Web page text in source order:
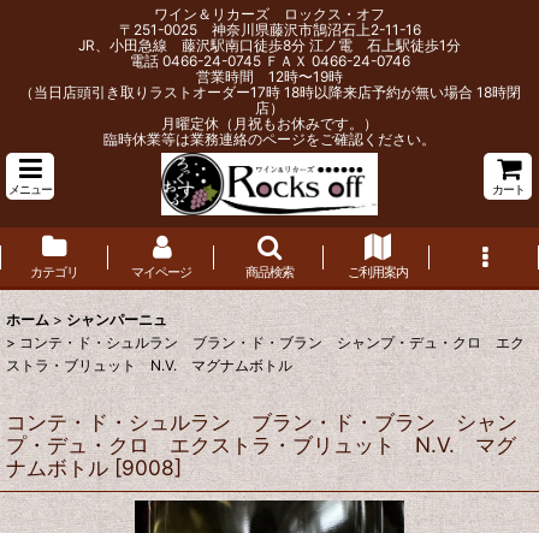
ワイン＆リカーズ ロックス・オフ
〒251-0025 神奈川県藤沢市鵠沼石上2-11-16
JR、小田急線 藤沢駅南口徒歩8分 江ノ電 石上駅徒歩1分
電話 0466-24-0745 ＦＡＸ 0466-24-0746
営業時間 12時〜19時
（当日店頭引き取りラストオーダー17時 18時以降来店予約が無い場合 18時閉
店）
月曜定休（月祝もお休みです。）
臨時休業等は業務連絡のページをご確認ください。
メニュー カート
カテゴリ マイページ 商品検索 ご利用案内
ホーム > シャンパーニュ
> コンテ・ド・シュルラン ブラン・ド・ブラン シャンプ・デュ・クロ エク
ストラ・ブリュット N.V. マグナムボトル
コンテ・ド・シュルラン ブラン・ド・ブラン シャン
プ・デュ・クロ エクストラ・ブリュット N.V. マグ
ナムボトル [9008]